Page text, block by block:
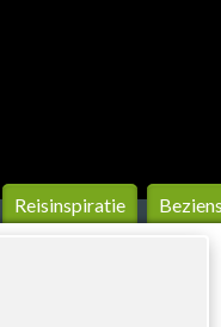
Reis­inspiratie